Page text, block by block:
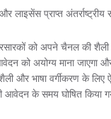
लाइसेंस प्राप्त
को अपने चैनल की शैली
को अयोग्य माना
और भाषा वर्गीकरण के लिए
आवेदन के समय घोषित किया